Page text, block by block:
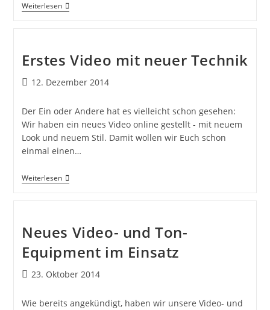
Weiterlesen
Erstes Video mit neuer Technik
12. Dezember 2014
Der Ein oder Andere hat es vielleicht schon gesehen:
Wir haben ein neues Video online gestellt - mit neuem
Look und neuem Stil. Damit wollen wir Euch schon
einmal einen…
Weiterlesen
Neues Video- und Ton-
Equipment im Einsatz
23. Oktober 2014
Wie bereits angekündigt, haben wir unsere Video- und